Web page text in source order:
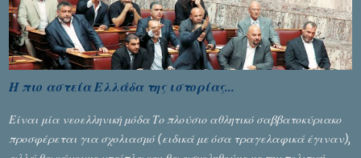
Η πιο αστεία Ελλάδα της ιστορίας...
Είναι μία νεοελληνική μόδα Το πλούσιο αθλητικό σαββατοκύριακο
προσφέρεται για σχολιασμό (ειδικά με όσα τραγελαφικά έγιναν),